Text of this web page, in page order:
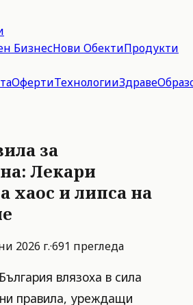
БизнесНови ОбектиПродукти
ОфертиТехнологииЗдраве
за
Лекари
хаос и липса на
2026 г.·691 прегледа
влязоха в сила
правила, уреждащи